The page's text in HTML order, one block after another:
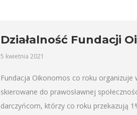
Działalność Fundacji
5 kwietnia 2021
Fundacja Oikonomos co roku
skierowane do prawosławnej
darczyńcom, którzy co roku przekazują